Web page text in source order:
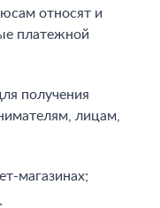
относят и
платежной
получения
лицам,
магазинах;